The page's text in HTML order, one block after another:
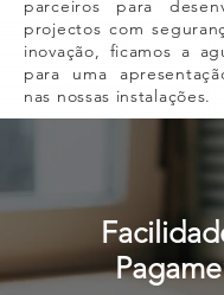
parceiros para
projectos com
inovação, ficamos a
para uma
nas nossas instalações.